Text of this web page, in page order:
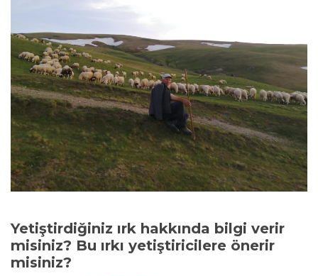
Yetiştirdiğiniz ırk hakkında bilgi verir
misiniz? Bu ırkı yetiştiricilere önerir
misiniz?